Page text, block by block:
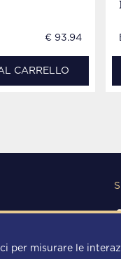
€ 93.94
CARRELLO
per misurare le